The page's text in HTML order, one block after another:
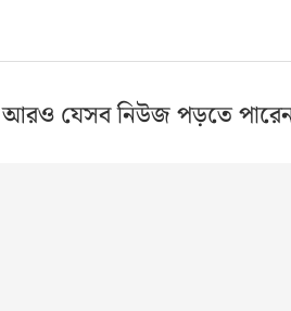
আরও যেসব নিউজ পড়তে